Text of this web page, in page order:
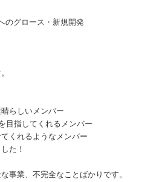
のグロース・新規開発
らしいメンバー
目指してくれるメンバー
くれるようなメンバー
た！
事業、不完全なことばかりです。